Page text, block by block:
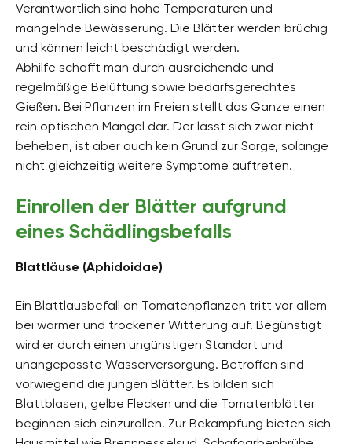
Verantwortlich sind hohe Temperaturen und
mangelnde Bewässerung. Die Blätter werden brüchig
und können leicht beschädigt werden.
Abhilfe schafft man durch ausreichende und
regelmäßige Belüftung sowie bedarfsgerechtes
Gießen. Bei Pflanzen im Freien stellt das Ganze einen
rein optischen Mängel dar. Der lässt sich zwar nicht
beheben, ist aber auch kein Grund zur Sorge, solange
nicht gleichzeitig weitere Symptome auftreten.
Einrollen der Blätter aufgrund
eines Schädlingsbefalls
Blattläuse (Aphidoidae)
Ein Blattlausbefall an Tomatenpflanzen tritt vor allem
bei warmer und trockener Witterung auf. Begünstigt
wird er durch einen ungünstigen Standort und
unangepasste Wasserversorgung. Betroffen sind
vorwiegend die jungen Blätter. Es bilden sich
Blattblasen, gelbe Flecken und die Tomatenblätter
beginnen sich einzurollen. Zur Bekämpfung bieten sich